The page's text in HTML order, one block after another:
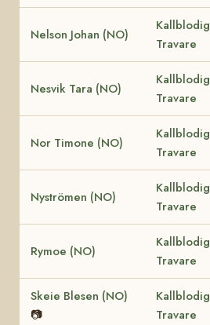
Nelson Johan (NO)
Kallblodig
Travare
Nesvik Tara (NO)
Kallblodig
Travare
Nor Timone (NO)
Kallblodig
Travare
Nyströmen (NO)
Kallblodig
Travare
Rymoe (NO)
Kallblodig
Travare
Skeie Blesen (NO)
📷
Kallblodig
Travare